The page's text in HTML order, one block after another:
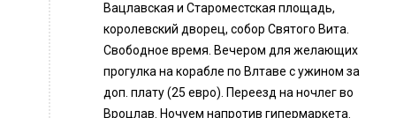
Вацлавская и Староместская площадь,
королевский дворец, собор Святого Вита.
Свободное время. Вечером для желающих
прогулка на корабле по Влтаве с ужином за
доп. плату (25 евро). Переезд на ночлег во
Вроцлав. Ночуем напротив гипермаркета.